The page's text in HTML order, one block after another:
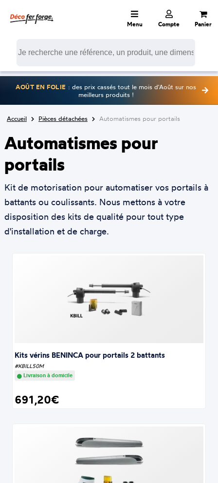
Menu Compte Panier
AOÛT EN FOLIE : des prix cassés tout le mois d'Août sur nos
meilleurs produits !
Accueil Pièces détachées Automatismes pour portails
Automatismes pour
portails
Kit de motorisation pour automatiser vos portails à
battants ou coulissants. Nous mettons à votre
disposition des kits de qualité pour tout type
d'installation et de charge.
Kits vérins BENINCA pour portails 2 battants
#KBILL50M
Livraison à domicile
691,20€